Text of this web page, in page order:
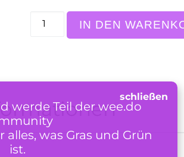
Women’s fitted T-Shirt,
IN DEN
werde Teil der wee.do
was Gras und Grün
ist.